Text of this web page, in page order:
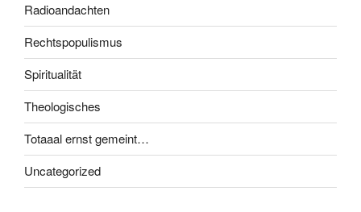
Radioandachten
Rechtspopulismus
Spiritualität
Theologisches
Totaaal ernst gemeint…
Uncategorized